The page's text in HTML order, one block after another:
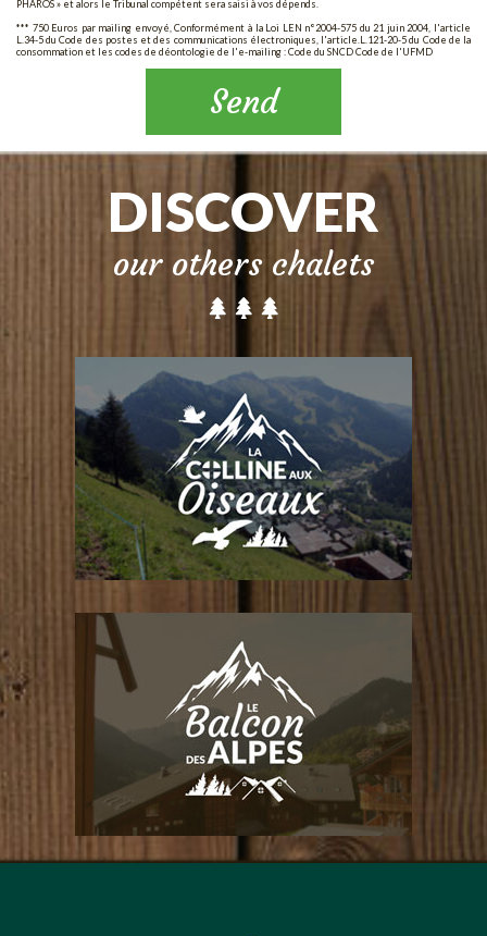
PHAROS » et alors le Tribunal compétent sera saisi à vos dépends.
*** 750 Euros par mailing envoyé, Conformément à la Loi LEN n°2004-575 du 21 juin 2004, l'article
L.34-5 du Code des postes et des communications électroniques, l'article.L.121-20-5 du Code de la
consommation et les codes de déontologie de l'e-mailing : Code du SNCD Code de l'UFMD
Send
DISCOVER
our others chalets